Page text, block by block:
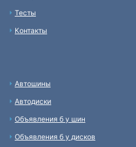
Тесты
Контакты
Автошины
Автодиски
Объявления б у шин
Объявления б у дисков